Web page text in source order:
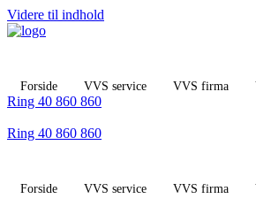
Videre til indhold
Forside VVS service VVS firma
Ring 40 860 860
Ring 40 860 860
Forside VVS service VVS firma